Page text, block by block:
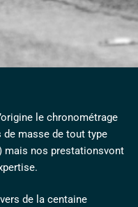
le chronométrage
de masse de tout type
mais nos prestationsvont
de la centaine